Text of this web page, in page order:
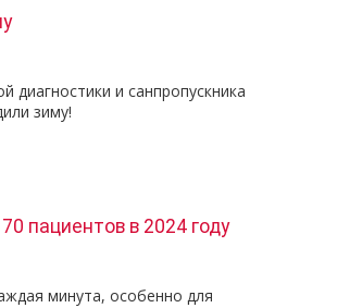
диагностики и санпропускника
зиму!
пациентов в 2024 году
минута, особенно для